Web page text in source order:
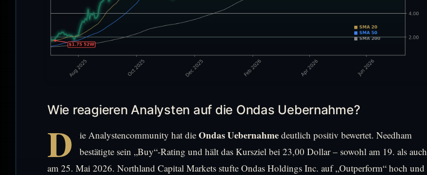
Wie reagieren Analysten auf die Ondas Uebernahme?
D ie Analystencommunity hat die Ondas Uebernahme deutlich positiv bewertet. Needham
bestätigte sein „Buy“-Rating und hält das Kursziel bei 23,00 Dollar – sowohl am 19. als auch
am 25. Mai 2026. Northland Capital Markets stufte Ondas Holdings Inc. auf „Outperform“ hoch und